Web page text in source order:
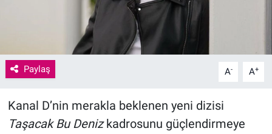
Paylaş A- A+
Kanal D’nin merakla beklenen yeni dizisi
Taşacak Bu Denizkadrosunu güçlendirmeye